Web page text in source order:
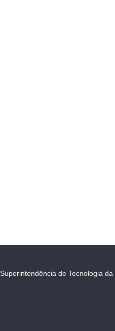
Superintendência de Tecnologia